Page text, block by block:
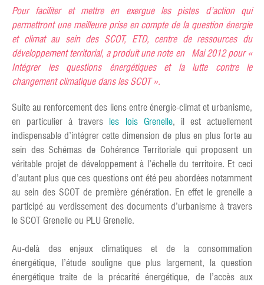
Pour faciliter et mettre en exergue les pistes d’action qui
permettront une meilleure prise en compte de la question énergie
et climat au sein des SCOT, ETD, centre de ressources du
développement territorial, a produit une note en Mai 2012 pour «
Intégrer les questions énergétiques et la lutte contre le
changement climatique dans les SCOT ».
Suite au renforcement des liens entre énergie-climat et urbanisme,
en particulier à travers les lois Grenelle, il est actuellement
indispensable d’intégrer cette dimension de plus en plus forte au
sein des Schémas de Cohérence Territoriale qui proposent un
véritable projet de développement à l’échelle du territoire. Et ceci
d’autant plus que ces questions ont été peu abordées notamment
au sein des SCOT de première génération. En effet le grenelle a
participé au verdissement des documents d’urbanisme à travers
le SCOT Grenelle ou PLU Grenelle.
Au-delà des enjeux climatiques et de la consommation
énergétique, l’étude souligne que plus largement, la question
énergétique traite de la précarité énergétique, de l’accès aux